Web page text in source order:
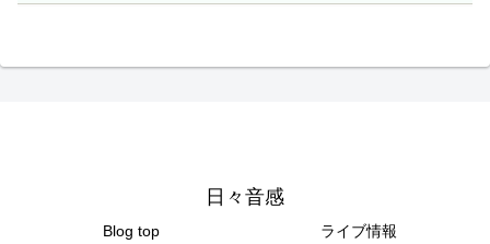
日々音感
Blog top ライブ情報